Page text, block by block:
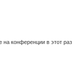
конференции в этот раз